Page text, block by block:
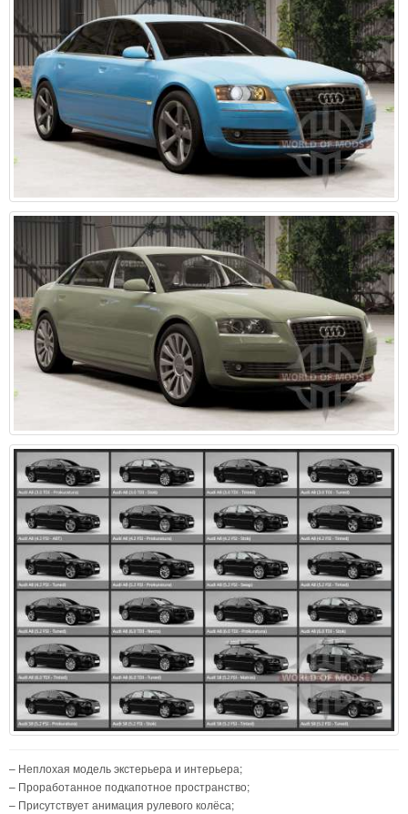
– Неплохая модель экстерьера и интерьера;
– Проработанное подкапотное пространство;
– Присутствует анимация рулевого колёса;